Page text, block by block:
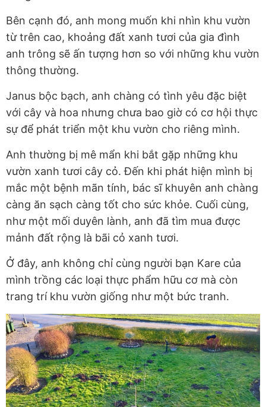
Bên cạnh đó, anh mong muốn khi nhìn khu vườn
từ trên cao, khoảng đất xanh tươi của gia đình
anh trông sẽ ấn tượng hơn so với những khu vườn
thông thường.
Janus bộc bạch, anh chàng có tình yêu đặc biệt
với cây và hoa nhưng chưa bao giờ có cơ hội thực
sự để phát triển một khu vườn cho riêng mình.
Anh thường bị mê mẩn khi bắt gặp những khu
vườn xanh tươi cây cỏ. Đến khi phát hiện mình bị
mắc một bệnh mãn tính, bác sĩ khuyên anh chàng
càng ăn sạch càng tốt cho sức khỏe. Cuối cùng,
như một mối duyên lành, anh đã tìm mua được
mảnh đất rộng là bãi cỏ xanh tươi.
Ở đây, anh không chỉ cùng người bạn Kare của
mình trồng các loại thực phẩm hữu cơ mà còn
trang trí khu vườn giống như một bức tranh.